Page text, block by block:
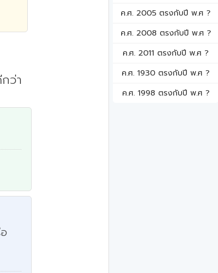
ว่า
ค.ศ. 2005 ตรงกับปี พ.ศ ?
ค.ศ. 2008 ตรงกับปี พ.ศ ?
ค.ศ. 2011 ตรงกับปี พ.ศ ?
ค.ศ. 1930 ตรงกับปี พ.ศ ?
ค.ศ. 1998 ตรงกับปี พ.ศ ?